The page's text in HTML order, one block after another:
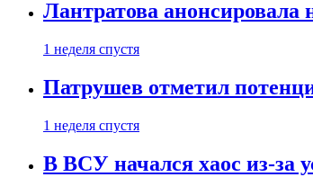
Лантратова
1 неделя спустя
Патрушев отметил
1 неделя спустя
В ВСУ начался хаос из-за